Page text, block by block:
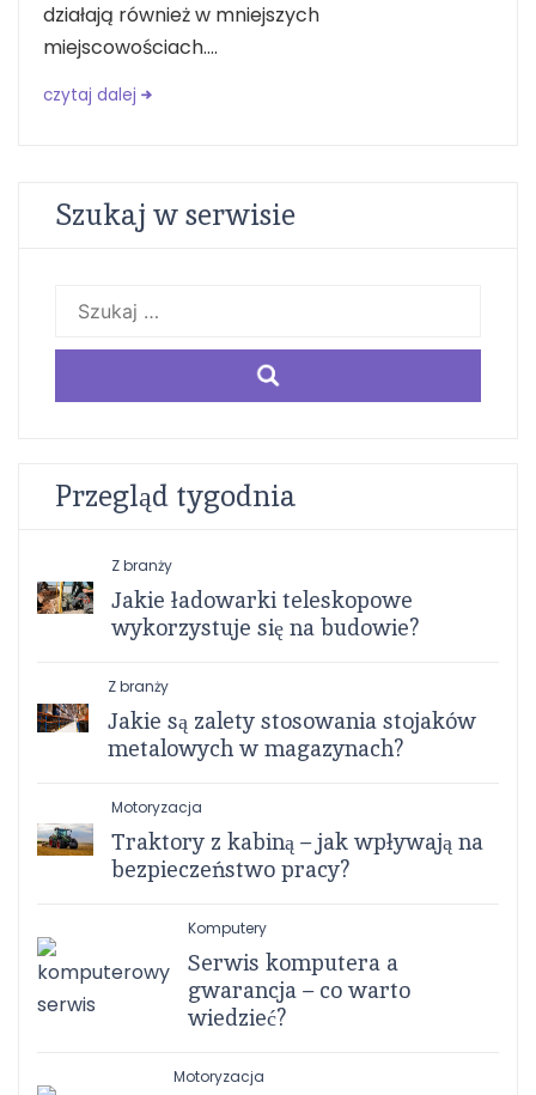
działają również w mniejszych
miejscowościach....
czytaj dalej
Szukaj w serwisie
Szukaj:
Przegląd tygodnia
Z branży
Jakie ładowarki teleskopowe
wykorzystuje się na budowie?
Z branży
Jakie są zalety stosowania stojaków
metalowych w magazynach?
Motoryzacja
Traktory z kabiną – jak wpływają na
bezpieczeństwo pracy?
Komputery
Serwis komputera a
gwarancja – co warto
wiedzieć?
Motoryzacja